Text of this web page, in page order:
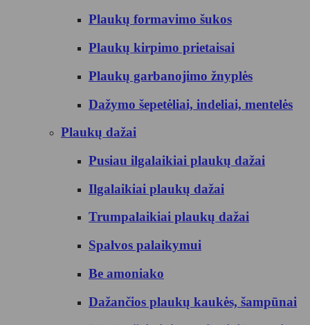
Plaukų formavimo šukos
Plaukų kirpimo prietaisai
Plaukų garbanojimo žnyplės
Dažymo šepetėliai, indeliai, mentelės
Plaukų dažai
Pusiau ilgalaikiai plaukų dažai
Ilgalaikiai plaukų dažai
Trumpalaikiai plaukų dažai
Spalvos palaikymui
Be amoniako
Dažančios plaukų kaukės, šampūnai